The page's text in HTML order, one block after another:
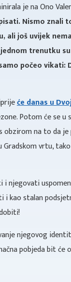
je na Ono
Nismo znali
ali još uvijek
trenutku
počeo vikati:
će danas u
Potom će se
obzirom na to da
Gradskom vrtu,
njegovati
kao stalan
njegovog
pobjeda bit će